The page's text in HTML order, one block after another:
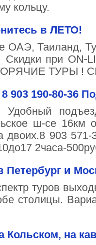
кольцу.
в ЛЕТО!
ОАЭ, Таиланд,
при ON-
ГОРЯЧИЕ ТУРЫ
190-80-36
Удобный
ш-се 16км
двоих.8 903
2часа-
и
туров
столицы.
на